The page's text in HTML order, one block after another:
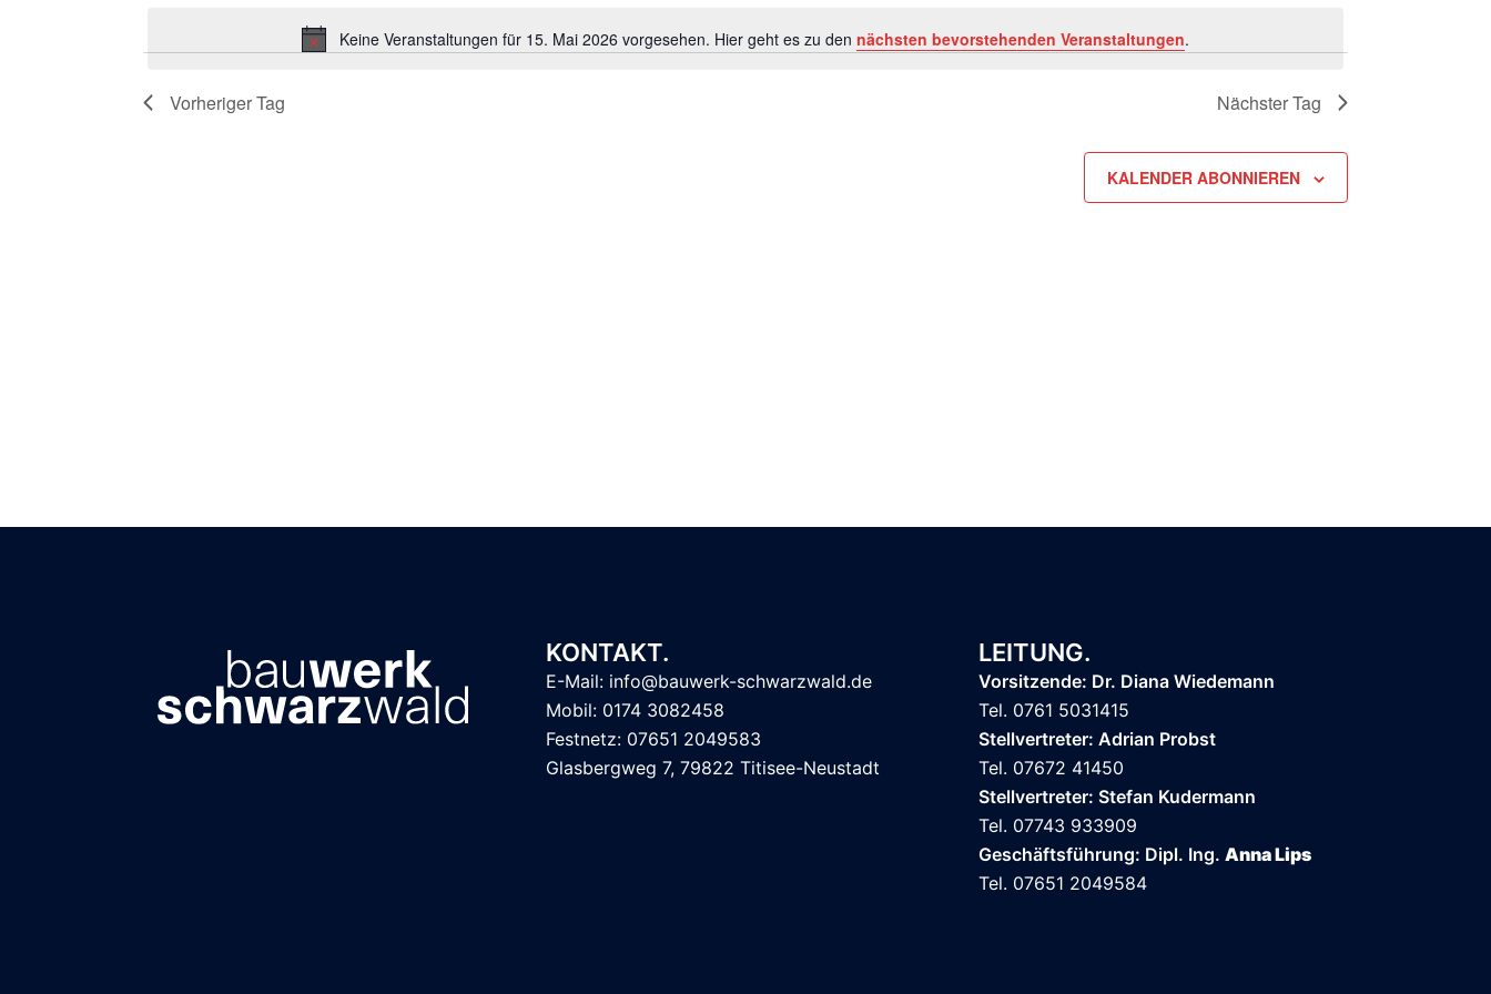
2026
Hinweis
Keine Veranstaltungen für 15. Mai 2026 vorgesehen. Hier geht es zu den nächsten bevorstehenden Veranstaltungen.
Navigation
Vorheriger Tag Nächster Tag
KALENDER ABONNIEREN
KONTAKT.
E-Mail: info@bauwerk-schwarzwald.de
Mobil: 0174 3082458
Festnetz: 07651 2049583
Glasbergweg 7, 79822 Titisee-Neustadt
LEITUNG.
Vorsitzende: Dr. Diana Wiedemann
Tel. 0761 5031415
Stellvertreter: Adrian Probst
Tel. 07672 41450
Stellvertreter: Stefan Kudermann
Tel. 07743 933909
Geschäftsführung: Dipl. Ing. Anna Lips
Tel. 07651 2049584